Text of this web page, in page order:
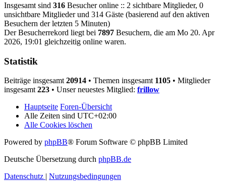
Insgesamt sind 316 Besucher online :: 2 sichtbare Mitglieder, 0
unsichtbare Mitglieder und 314 Gäste (basierend auf den aktiven
Besuchern der letzten 5 Minuten)
Der Besucherrekord liegt bei 7897 Besuchern, die am Mo 20. Apr
2026, 19:01 gleichzeitig online waren.
Statistik
Beiträge insgesamt 20914 • Themen insgesamt 1105 • Mitglieder
insgesamt 223 • Unser neuestes Mitglied: frillow
Hauptseite Foren-Übersicht
Alle Zeiten sind UTC+02:00
Alle Cookies löschen
Powered by phpBB® Forum Software © phpBB Limited
Deutsche Übersetzung durch phpBB.de
Datenschutz | Nutzungsbedingungen